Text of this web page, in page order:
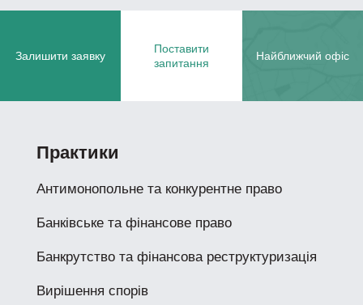
Залишити заявку
Поставити
запитання
Найближчий офіс
Практики
Антимонопольне та конкурентне право
Банківське та фінансове право
Банкрутство та фінансова реструктуризація
Вирішення спорів